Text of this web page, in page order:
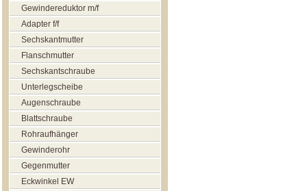
Gewindereduktor m/f
Adapter f/f
Sechskantmutter
Flanschmutter
Sechskantschraube
Unterlegscheibe
Augenschraube
Blattschraube
Rohraufhänger
Gewinderohr
Gegenmutter
Eckwinkel EW